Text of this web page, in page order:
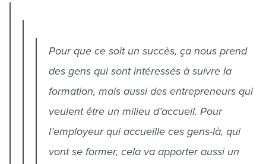
Pour que ce soit un succès, ça nous prend
des gens qui sont intéressés à suivre la
formation, mais aussi des entrepreneurs qui
veulent être un milieu d’accueil. Pour
l’employeur qui accueille ces gens-là, qui
vont se former, cela va apporter aussi un